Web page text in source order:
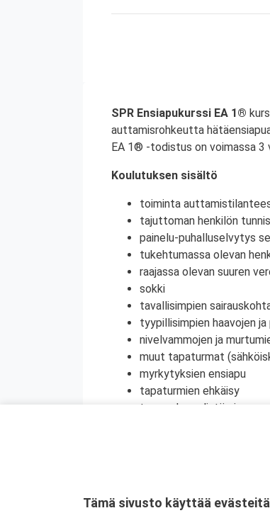
SPR Ensiapukurssi EA 1®
auttamisrohkeutta
EA 1® -todistus on voimassa 3
Koulutuksen sisältö
toiminta
tajuttoman henkilön
painelu-puhalluselvytys
tukehtumassa olevan
raajassa olevan suuren
sokki
tavallisimpien
tyypillisimpien haavojen
nivelvammojen ja
muut tapaturmat
myrkytyksien ensiapu
tapaturmien ehkäisy
terveyden edistäminen
Kyseessä on etäkoulutus.
Tämä sivusto käyttää evästeitä